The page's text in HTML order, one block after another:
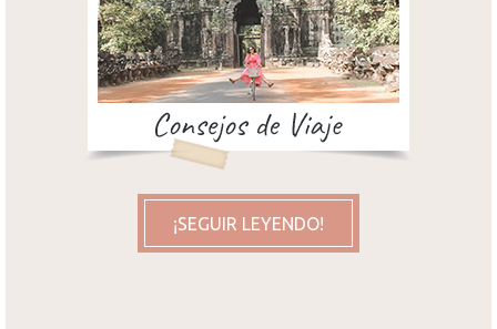
¡SEGUIR LEYENDO!